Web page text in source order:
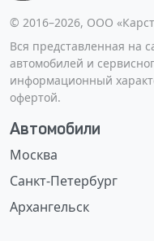
©️ 2016–2026, ООО
Вся представленная на
автомобилей и
информационный
офертой.
Автомобили
Москва
Санкт-Петербург
Архангельск